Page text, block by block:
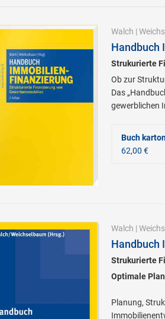
Walch |
Handbuch
Strukurierte
Ob zur
Das
gewerblichen
Buch
62,00 €
Walch |
Handbuch
Strukurierte
Optimale
Planung,